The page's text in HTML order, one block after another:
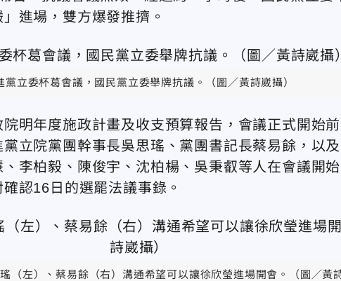
進場，雙方爆發推擠。
黨立委杯葛會議，國民黨立委舉牌抗議。（圖／黃詩崴攝）
明年度施政計畫及收支預算報告，會議正式開始
立院黨團幹事長吳思瑤、黨團書記長蔡易餘，以及
李柏毅、陳俊宇、沈柏楊、吳秉叡等人在會議開
認16日的選罷法議事錄。
（左）、蔡易餘（右）溝通希望可以讓徐欣瑩進場開會。（圖／黃